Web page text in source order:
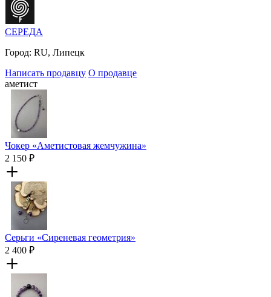
СЕРЕДА
Город: RU, Липецк
Написать продавцу О продавце
аметист
Чокер «Аметистовая жемчужина»
2 150 ₽
Серьги «Сиреневая геометрия»
2 400 ₽